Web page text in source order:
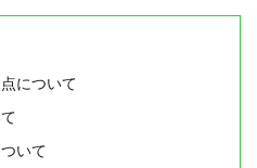
について
いて